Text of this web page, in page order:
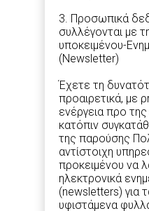
3. Προσωπικά
συλλέγονται με
υποκειμένου-
(Newsletter)
Έχετε τη
προαιρετικά, με
ενέργεια προ
κατόπιν
της παρούσης
αντίστοιχη
προκειμένου να
ηλεκτρονικά
(newsletters) για
υφιστάμενα